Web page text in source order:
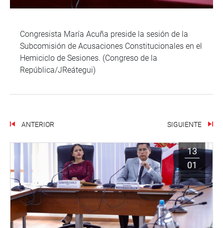
Congresista María Acuña preside la sesión de la
Subcomisión de Acusaciones Constitucionales en el
Hemiciclo de Sesiones. (Congreso de la
República/JReátegui)
ANTERIOR SIGUIENTE
13
01